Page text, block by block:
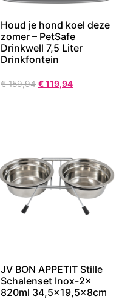
Houd je hond koel deze
zomer – PetSafe
Drinkwell 7,5 Liter
Drinkfontein
€159,94 €119,94
JV BON APPETIT Stille
Schalenset Inox-2x
820ml 34,5×19,5x8cm